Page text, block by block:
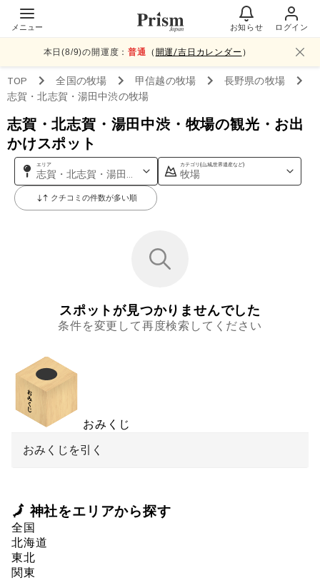
メニュー お知らせ ログイン
本日(8/9)の開運度：普通 （ 開運/吉日カレンダー ）
TOP 全国の牧場 甲信越の牧場 長野県の牧場
志賀・北志賀・湯田中渋の牧場
志賀・北志賀・湯田中渋・牧場の観光・お出
かけスポット
エリア
志賀・北志賀・湯田中渋
カテゴリ(山,城,世界遺産など)
牧場
クチコミの件数が多い順
スポットが見つかりませんでした
条件を変更して再度検索してください
おみくじ
おみくじを引く
🗾 神社をエリアから探す
全国
北海道
東北
関東